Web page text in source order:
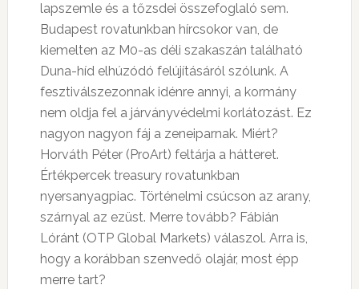
lapszemle és a tőzsdei összefoglaló sem.
Budapest rovatunkban hírcsokor van, de
kiemelten az M0-as déli szakaszán található
Duna-híd elhúzódó felújításáról szólunk. A
fesztiválszezonnak idénre annyi, a kormány
nem oldja fel a járványvédelmi korlátozást. Ez
nagyon nagyon fáj a zeneiparnak. Miért?
Horváth Péter (ProArt) feltárja a hátteret.
Értékpercek treasury rovatunkban
nyersanyagpiac. Történelmi csúcson az arany,
szárnyal az ezüst. Merre tovább? Fábián
Lóránt (OTP Global Markets) válaszol. Arra is,
hogy a korábban szenvedő olajár, most épp
merre tart?